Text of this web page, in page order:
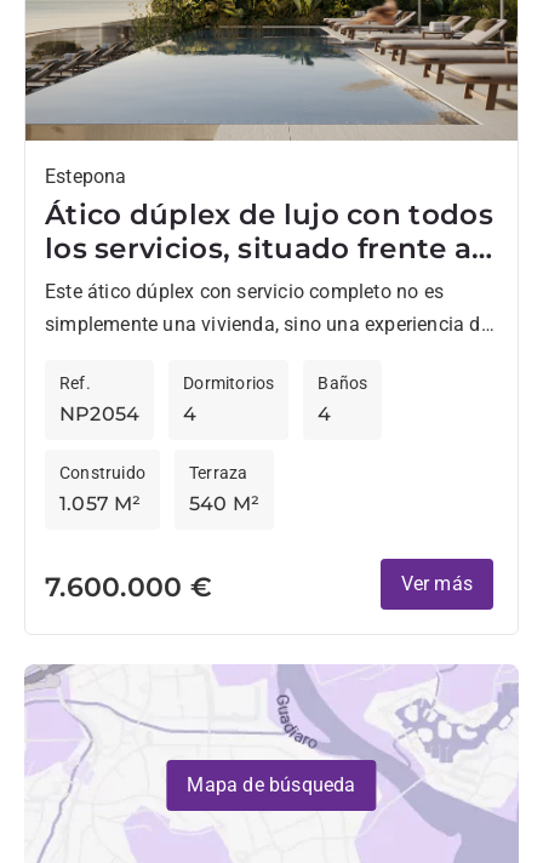
Estepona
Ático dúplex de lujo con todos
los servicios, situado frente al
mar
Este ático dúplex con servicio completo no es
simplemente una vivienda, sino una experiencia de
NP2054
Ref.
4
Dormitorios
4
Baños
1.057 M²
Construido
540 M²
Terraza
7.600.000 € Ver más
Mapa de búsqueda